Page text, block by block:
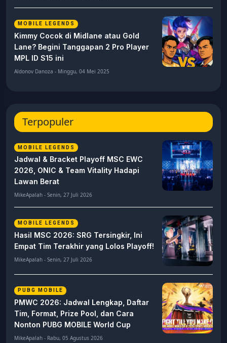
MOBILE LEGENDS
Kimmy Cocok di Midlane atau Gold
Lane? Begini Tanggapan 2 Pro Player
MPL ID S15 ini
Aldonov Danoza - Minggu, 04 Mei 2025
Terpopuler
MOBILE LEGENDS
Jadwal & Bracket Playoff MSC EWC
2026, ONIC & Team Vitality Hadapi
Lawan Berat
MikeApalah - Senin, 27 Juli 2026
MOBILE LEGENDS
Hasil MSC 2026: SRG Tersingkir, Ini
Empat Tim Terakhir yang Lolos Playoff!
MikeApalah - Senin, 27 Juli 2026
PUBG MOBILE
PMWC 2026: Jadwal Lengkap, Daftar
Tim, Format, Prize Pool, dan Cara
Nonton PUBG MOBILE World Cup
MikeApalah - Rabu, 05 Agustus 2026